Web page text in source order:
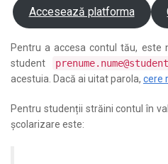
Accesează platforma
Pentru a accesa contul tău, este
student
acestuia. Dacă ai uitat parola, cere
Pentru studenții străini contul în
școlarizare este: